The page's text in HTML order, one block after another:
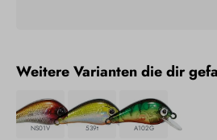
Weitere Varianten die dir
NS01V 539t A102G